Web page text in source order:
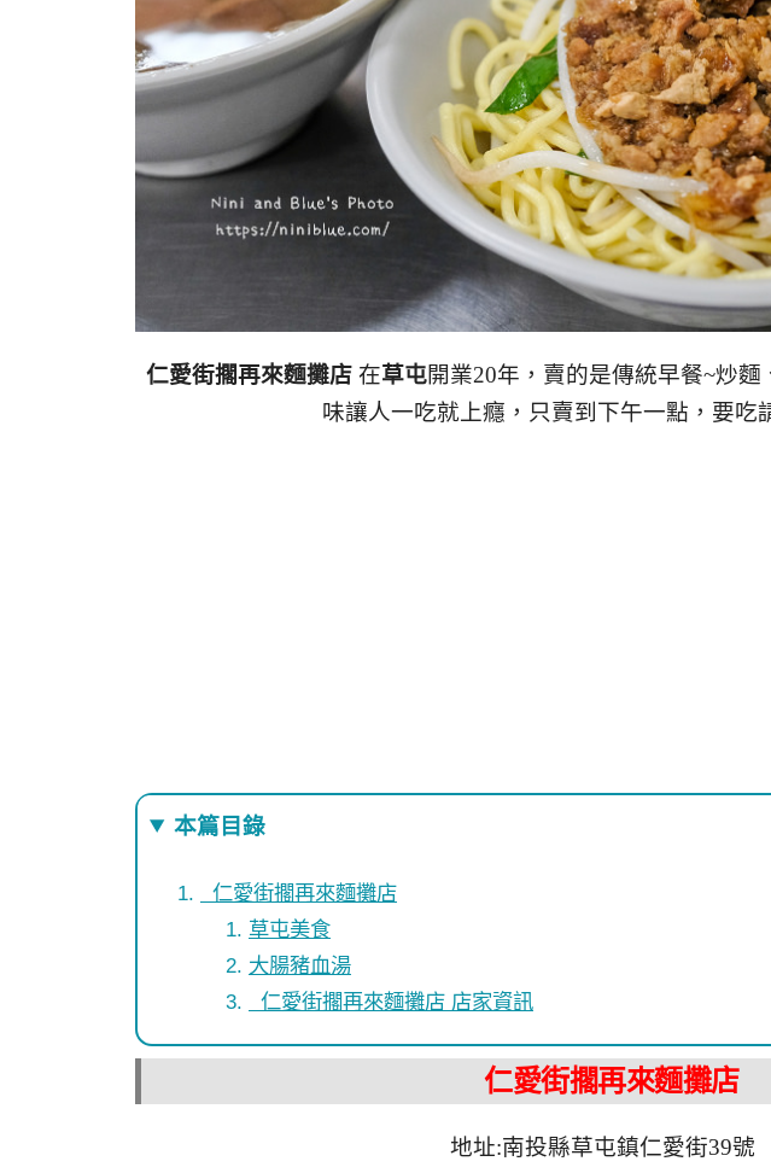
仁愛街擱再來麵攤店 在草屯開業20年，賣的是傳統早餐~炒
味讓人一吃就上癮，只賣到下午一點，要吃
本篇目錄
仁愛街擱再來麵攤店
草屯美食
大腸豬血湯
仁愛街擱再來麵攤店 店家資訊
仁愛街擱再來麵攤店
地址:南投縣草屯鎮仁愛街39號